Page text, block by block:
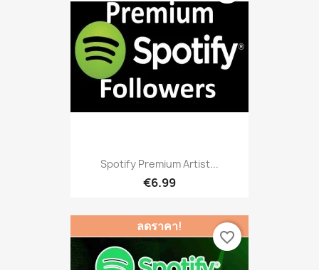
Spotify Premium Artist...
€6.99
ลดราคา!
favorite_border